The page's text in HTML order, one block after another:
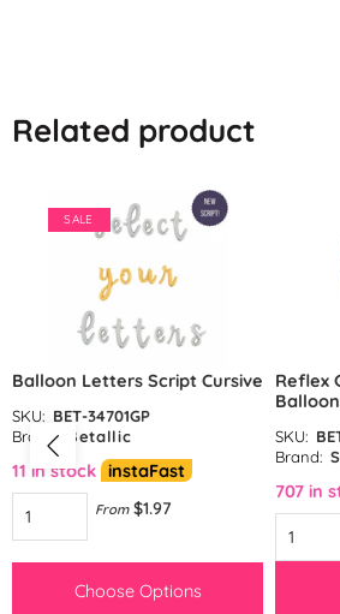
Related product
SALE
Balloon Letters Script Cursive
SKU: BET-34701GP
Brand:
Betallic
11 in stock instaFast
From $1.97
Choose Options
Reflex
SKU:
Brand:
707 in